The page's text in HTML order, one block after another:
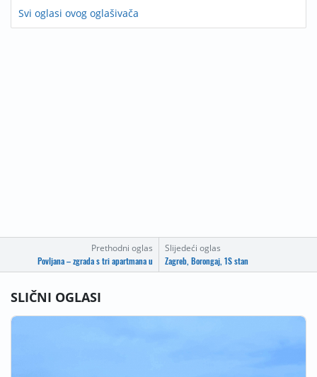
Prethodni oglas
Povljana – zgrada s tri apartmana u
Slijedeći oglas
Zagreb, Borongaj, 1S stan
Svi oglasi ovog oglašivača
SLIČNI OGLASI